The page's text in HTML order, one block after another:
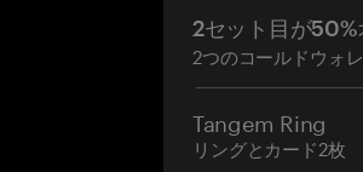
2セット目が50%
2つのコールドウォ
Tangem Ring
リングとカード2枚